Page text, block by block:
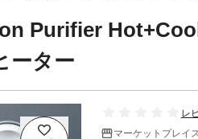
Purifier
ーター
レ
マーケットプレイス